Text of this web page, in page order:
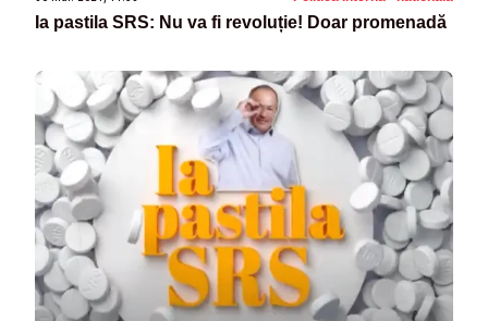
Ia pastila SRS: Nu va fi revoluție! Doar promenadă